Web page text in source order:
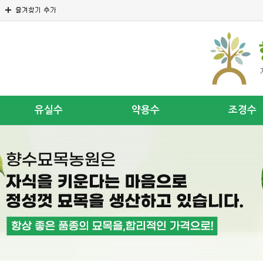
유실수 약용수 조경수